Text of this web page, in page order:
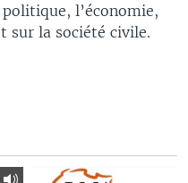
l’économie,
sur la société civile.